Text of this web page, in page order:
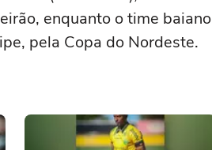
enquanto o time baiano
pela Copa do Nordeste.